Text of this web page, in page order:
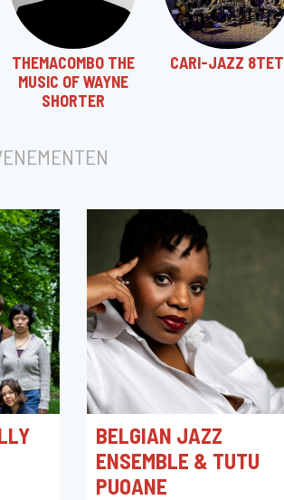
THEMACOMBO THE
MUSIC OF WAYNE
SHORTER
CARI-JAZZ 8TET
BELGIAN JAZZ
ENSEMBLE & TUTU
PUOANE